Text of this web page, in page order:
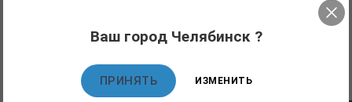
Рекомендуемые товары
Ваш город Челябинск ?
ПРИНЯТЬ ИЗМЕНИТЬ